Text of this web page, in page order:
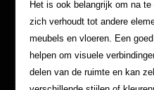
Het is ook belangrijk om na
zich verhoudt tot andere
meubels en vloeren. Een
helpen om visuele
delen van de ruimte en kan